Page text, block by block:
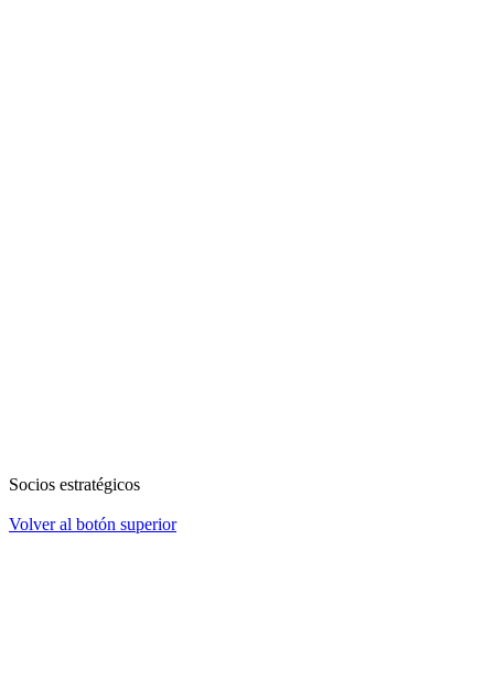
Socios estratégicos
Volver al botón superior